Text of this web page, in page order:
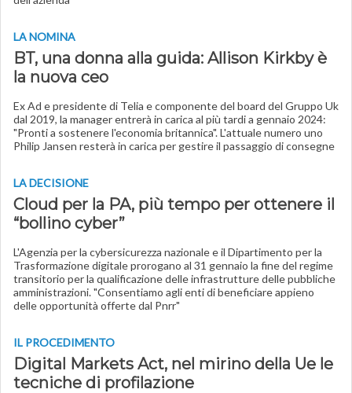
LA NOMINA
BT, una donna alla guida: Allison Kirkby è
la nuova ceo
Ex Ad e presidente di Telia e componente del board del Gruppo Uk
dal 2019, la manager entrerà in carica al più tardi a gennaio 2024:
"Pronti a sostenere l'economia britannica". L'attuale numero uno
Philip Jansen resterà in carica per gestire il passaggio di consegne
LA DECISIONE
Cloud per la PA, più tempo per ottenere il
“bollino cyber”
L'Agenzia per la cybersicurezza nazionale e il Dipartimento per la
Trasformazione digitale prorogano al 31 gennaio la fine del regime
transitorio per la qualificazione delle infrastrutture delle pubbliche
amministrazioni. "Consentiamo agli enti di beneficiare appieno
delle opportunità offerte dal Pnrr"
IL PROCEDIMENTO
Digital Markets Act, nel mirino della Ue le
tecniche di profilazione